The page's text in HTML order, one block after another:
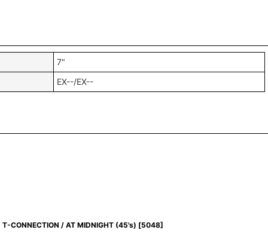
7"
EX--/EX--
T-CONNECTION / AT MIDNIGHT (45's) [5048]